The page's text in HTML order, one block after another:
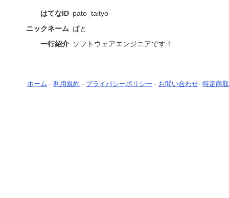
はてなID pato_taityo
ニックネーム ぱと
一行紹介 ソフトウェアエンジニアです！
ホーム - 利用規約 - プライバシーポリシー - お問い合わせ- 特定商